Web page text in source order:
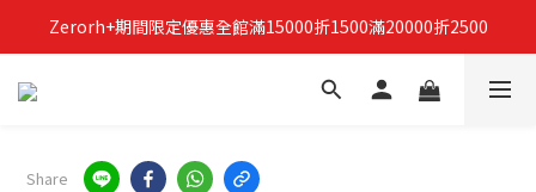
立即加入Zerorh+官網會員，獲得購物禮金
Zerorh+期間限定優惠全館滿15000折1500滿20000折2500
立即加入Zerorh+官網會員，獲得購物禮金
Share